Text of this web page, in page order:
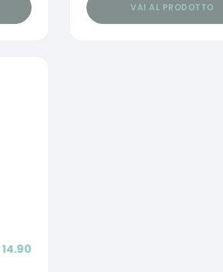
VAI AL PRODOTTO
14.90